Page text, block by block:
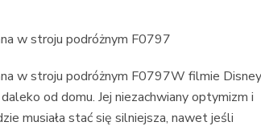
w stroju podróżnym F0797
w stroju podróżnym F0797W filmie
od domu. Jej niezachwiany optymizm i
musiała stać się silniejsza, nawet jeśli